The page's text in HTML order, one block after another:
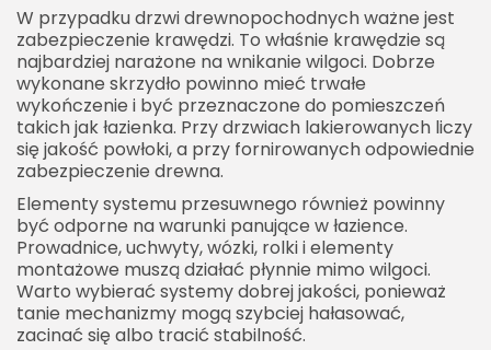
W przypadku drzwi drewnopochodnych ważne jest
zabezpieczenie krawędzi. To właśnie krawędzie są
najbardziej narażone na wnikanie wilgoci. Dobrze
wykonane skrzydło powinno mieć trwałe
wykończenie i być przeznaczone do pomieszczeń
takich jak łazienka. Przy drzwiach lakierowanych liczy
się jakość powłoki, a przy fornirowanych odpowiednie
zabezpieczenie drewna.
Elementy systemu przesuwnego również powinny
być odporne na warunki panujące w łazience.
Prowadnice, uchwyty, wózki, rolki i elementy
montażowe muszą działać płynnie mimo wilgoci.
Warto wybierać systemy dobrej jakości, ponieważ
tanie mechanizmy mogą szybciej hałasować,
zacinać się albo tracić stabilność.